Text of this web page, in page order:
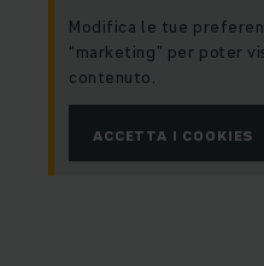
Modifica le tue
“marketing” per poter
contenuto.
ACCETTA I COOKIES